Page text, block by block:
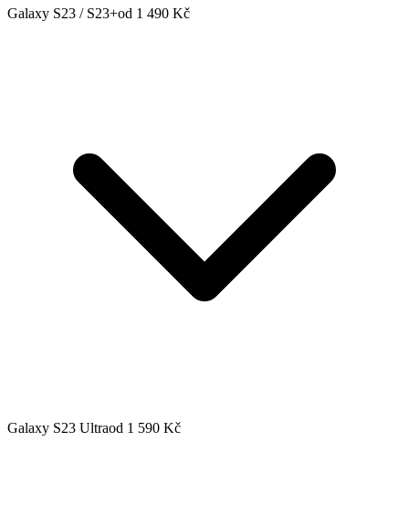
Galaxy S23 / S23+od 1 490 Kč
Galaxy S23 Ultraod 1 590 Kč